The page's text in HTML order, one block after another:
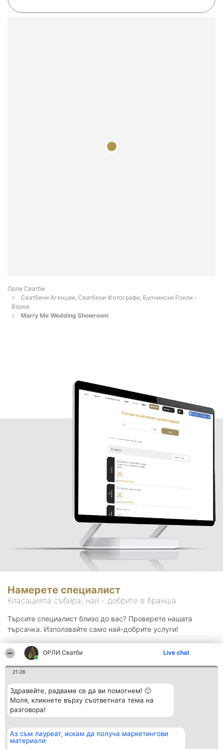
ОРЛИ Сватби Live chat
21:26
Здравейте, радваме се да ви помогнем! 🙂
Моля, кликнете върху съответната тема на
разговора!
Аз съм лауреат, искам да получа маркетингови
материали
Орли Сватби
Сватбени Агенции, Сватбени Фотографи, Булчински Рокли -
Варна
Marry Ме Wedding Showroom
Намерете специалист
Класацията събира, най - добрите в бранша.
Търсите специалист близо до вас? Проверете нашата
търсачка. Използвайте само най-добрите услуги!
Организатор на
класиране
Класация Контакти